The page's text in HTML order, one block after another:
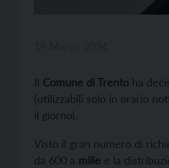
Il Comune di Trento ha
(utilizzabili solo in orario
il giorno).
Visto il gran numero di
da 600 a mille e la